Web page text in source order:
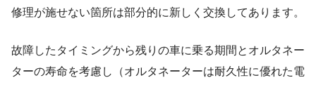
修理が施せない箇所は部分的に新しく交換してあります。
故障したタイミングから残りの車に乗る期間とオルタネー
ターの寿命を考慮し（オルタネーターは耐久性に優れた電